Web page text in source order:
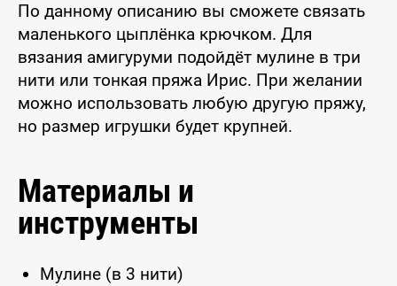
По данному описанию вы сможете связать
маленького цыплёнка крючком. Для
вязания амигуруми подойдёт мулине в три
нити или тонкая пряжа Ирис. При желании
можно использовать любую другую пряжу,
но размер игрушки будет крупней.
Материалы и
инструменты
Мулине (в 3 нити)